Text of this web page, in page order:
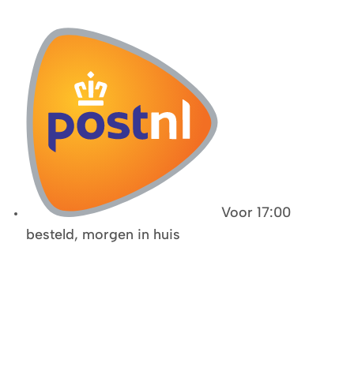
Voor 17:00
besteld, morgen in huis